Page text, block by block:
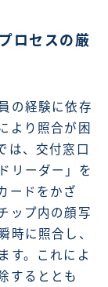
ロセスの厳
の経験に依存
より照合が困
は、交付窓口
リーダー」を
ードをかざ
ップ内の顔写
時に照合し、
す。これによ
するととも